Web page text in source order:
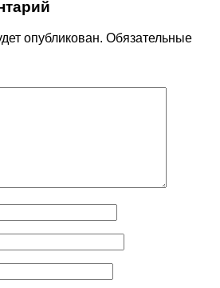
опубликован. Обязательные